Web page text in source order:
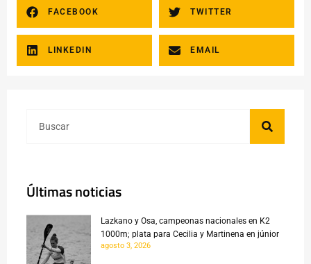
FACEBOOK TWITTER
LINKEDIN EMAIL
Últimas noticias
Lazkano y Osa, campeonas nacionales en K2
1000m; plata para Cecilia y Martinena en júnior
agosto 3, 2026